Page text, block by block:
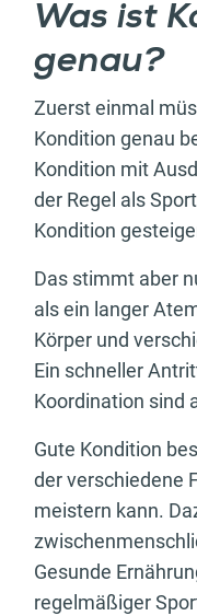
Was ist
genau?
Zuerst einmal
Kondition genau
Kondition mit
der Regel als
Kondition
Das stimmt aber
als ein langer
Körper und
Ein schneller
Koordination sind
Gute Kondition
der verschiedene
meistern kann.
Gesunde
regelmäßiger